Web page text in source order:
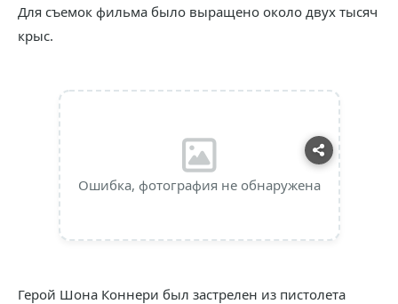
Для съемок фильма было выращено около двух тысяч
крыс.
Ошибка, фотография не обнаружена
Герой Шона Коннери был застрелен из пистолета